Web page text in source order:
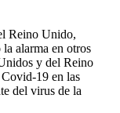
Reino Unido,
alarma en otros
y del Reino
19 en las
del virus de la